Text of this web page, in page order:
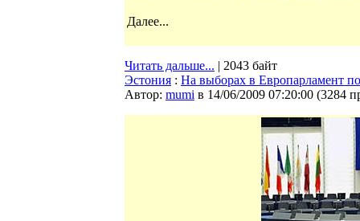
Далее...
Читать дальше... | 2043 байт
Эстония : На выборах в Европарламент
Автор: mumi в 14/06/2009 07:20:00 (3284